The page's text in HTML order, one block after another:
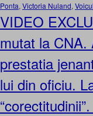
Ponta, Victoria Nuland,
VIDEO
mutat la CNA.
prestatia
lui din oficiu.